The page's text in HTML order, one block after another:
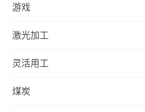
游戏
激光加工
灵活用工
煤炭